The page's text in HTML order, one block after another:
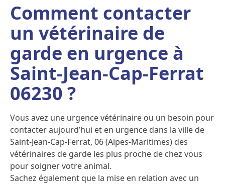
Comment contacter
un vétérinaire de
garde en urgence à
Saint-Jean-Cap-Ferrat
06230 ?
Vous avez une urgence vétérinaire ou un besoin pour
contacter aujourd’hui et en urgence dans la ville de
Saint-Jean-Cap-Ferrat, 06 (Alpes-Maritimes) des
vétérinaires de garde les plus proche de chez vous
pour soigner votre animal.
Sachez également que la mise en relation avec un